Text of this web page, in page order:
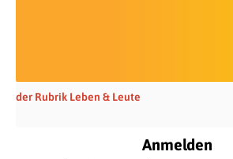
der Rubrik Leben & Leute
Anmelden